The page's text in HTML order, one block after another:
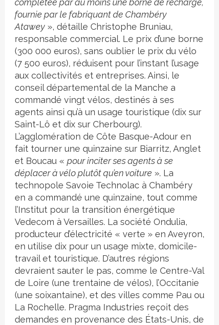
complétée par au moins une borne de recharge,
fournie par le fabriquant de Chambéry
Atawey », détaille Christophe Bruniau,
responsable commercial. Le prix d’une borne
(300 000 euros), sans oublier le prix du vélo
(7 500 euros), réduisent pour l’instant l’usage
aux collectivités et entreprises. Ainsi, le
conseil départemental de la Manche a
commandé vingt vélos, destinés à ses
agents ainsi qu’à un usage touristique (dix sur
Saint-Lô et dix sur Cherbourg).
L’agglomération de Côte Basque-Adour en
fait tourner une quinzaine sur Biarritz, Anglet
et Boucau « pour inciter ses agents à se
déplacer à vélo plutôt qu’en voiture ». La
technopole Savoie Technolac à Chambéry
en a commandé une quinzaine, tout comme
l’Institut pour la transition énergétique
Vedecom à Versailles. La société Ondulia,
producteur d’électricité « verte » en Aveyron,
en utilise dix pour un usage mixte, domicile-
travail et touristique. D’autres régions
devraient sauter le pas, comme le Centre-Val
de Loire (une trentaine de vélos), l’Occitanie
(une soixantaine), et des villes comme Pau ou
La Rochelle. Pragma Industries reçoit des
demandes en provenance des États-Unis, de